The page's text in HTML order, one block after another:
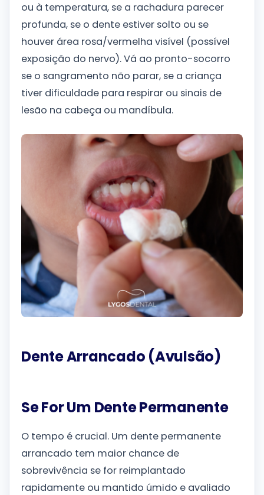
ou à temperatura, se a rachadura parecer
profunda, se o dente estiver solto ou se
houver área rosa/vermelha visível (possível
exposição do nervo). Vá ao pronto-socorro
se o sangramento não parar, se a criança
tiver dificuldade para respirar ou sinais de
lesão na cabeça ou mandíbula.
Dente Arrancado (Avulsão)
Se For Um Dente Permanente
O tempo é crucial. Um dente permanente
arrancado tem maior chance de
sobrevivência se for reimplantado
rapidamente ou mantido úmido e avaliado